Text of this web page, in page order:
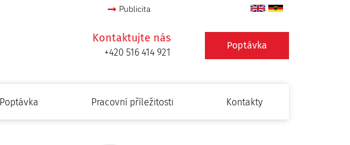
Publicita
Kontaktujte nás
+420 516 414 921
Poptávka
Poptávka Pracovní příležitosti Kontakty